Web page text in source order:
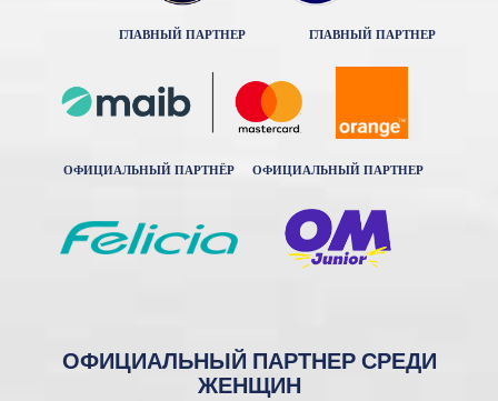
ГЛАВНЫЙ ПАРТНЕР ГЛАВНЫЙ ПАРТНЕР
ОФИЦИАЛЬНЫЙ ПАРТНЁР ОФИЦИАЛЬНЫЙ ПАРТНЕР
ОФИЦИАЛЬНЫЙ ПАРТНЕР СРЕДИ
ЖЕНЩИН